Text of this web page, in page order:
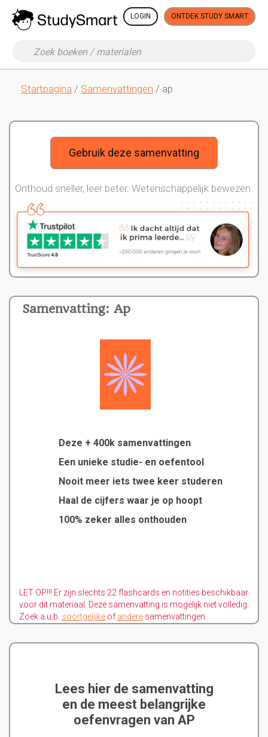
LOGIN ONTDEK STUDY SMART
Startpagina / Samenvattingen / ap
Samenvatting: Ap
Deze + 400k samenvattingen
Een unieke studie- en oefentool
Nooit meer iets twee keer studeren
Haal de cijfers waar je op hoopt
100% zeker alles onthouden
LET OP!!! Er zijn slechts 22 flashcards en notities beschikbaar
voor dit materiaal. Deze samenvatting is mogelijk niet volledig.
Zoek a.u.b. soortgelijke of andere samenvattingen.
Gebruik deze samenvatting
Onthoud sneller, leer beter. Wetenschappelijk bewezen.
Lees hier de samenvatting
en de meest belangrijke
oefenvragen van AP